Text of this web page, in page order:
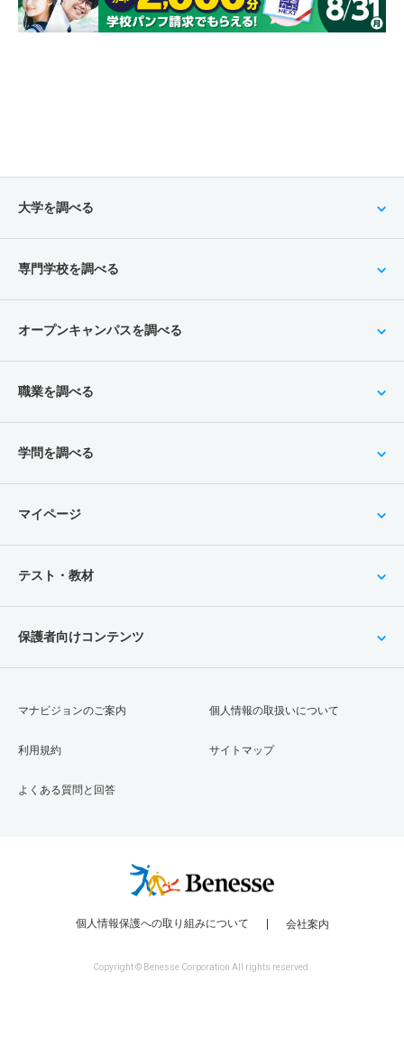
大学を調べる
専門学校を調べる
オープンキャンパスを調べる
職業を調べる
学問を調べる
マイページ
テスト・教材
保護者向けコンテンツ
マナビジョンのご案内
利用規約
よくある質問と回答
個人情報の取扱いについて
サイトマップ
個人情報保護への取り組みについて 会社案内
Copyright © Benesse Corporation All rights reserved.